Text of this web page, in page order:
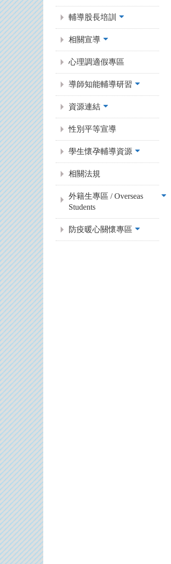
輔導股長培訓
相關宣導
心理調適假專區
導師知能輔導研習
資源連結
性別平等宣導
學生懷孕輔導資源
相關法規
外籍生專區 / Overseas
Students
防疫暖心關懷專區